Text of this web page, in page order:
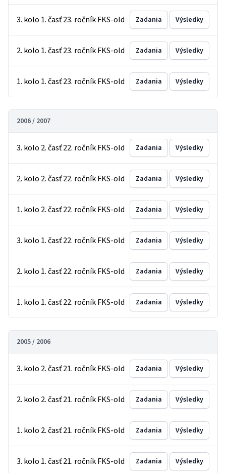
3. kolo 1. časť 23. ročník FKS-old Zadania Výsledky
2. kolo 1. časť 23. ročník FKS-old Zadania Výsledky
1. kolo 1. časť 23. ročník FKS-old Zadania Výsledky
2006 / 2007
3. kolo 2. časť 22. ročník FKS-old Zadania Výsledky
2. kolo 2. časť 22. ročník FKS-old Zadania Výsledky
1. kolo 2. časť 22. ročník FKS-old Zadania Výsledky
3. kolo 1. časť 22. ročník FKS-old Zadania Výsledky
2. kolo 1. časť 22. ročník FKS-old Zadania Výsledky
1. kolo 1. časť 22. ročník FKS-old Zadania Výsledky
2005 / 2006
3. kolo 2. časť 21. ročník FKS-old Zadania Výsledky
2. kolo 2. časť 21. ročník FKS-old Zadania Výsledky
1. kolo 2. časť 21. ročník FKS-old Zadania Výsledky
3. kolo 1. časť 21. ročník FKS-old Zadania Výsledky